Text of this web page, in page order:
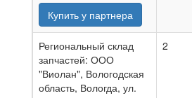
Купить у партнера
Региональный склад
запчастей: ООО
"Виолан", Вологодская
область, Вологда, ул.
2